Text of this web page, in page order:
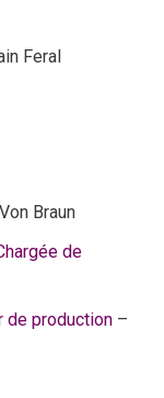
Feral
Braun
de
de production –